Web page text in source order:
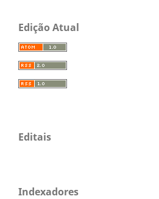
Edição Atual
Editais
Indexadores